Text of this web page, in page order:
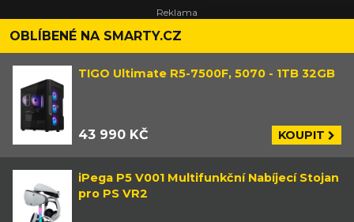
OBLÍBENÉ NA SMARTY.CZ
TIGO Ultimate R5-7500F, 5070 - 1TB 32GB
43 990 KČ KOUPIT
iPega P5 V001 Multifunkční Nabíjecí Stojan
pro PS VR2